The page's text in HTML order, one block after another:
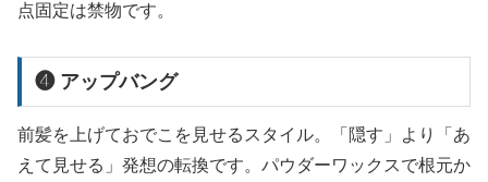
点固定は禁物です。
❹ アップバング
前髪を上げておでこを見せるスタイル。「隠す」より「あ
えて見せる」発想の転換です。パウダーワックスで根元か